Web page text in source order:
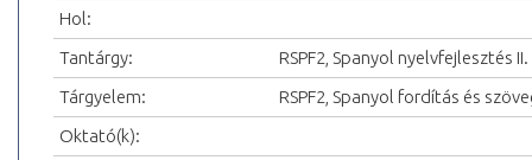
Hol:
Tantárgy:
RSPF2, Spanyol nyelvfejlesztés II.
Tárgyelem:
RSPF2, Spanyol fordítás és
Oktató(k):